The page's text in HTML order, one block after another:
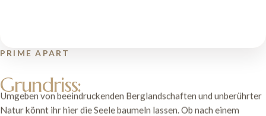
PRIME APART
Grundriss:
Umgeben von beeindruckenden Berglandschaften und unberührter
Natur könnt ihr hier die Seele baumeln lassen. Ob nach einem